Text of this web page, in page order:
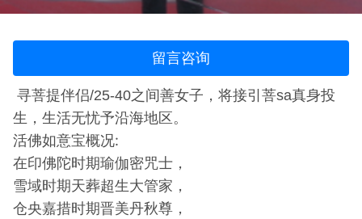
留言咨询
寻菩提伴侣/25-40之间善女子，将接引菩sa真身投
生，生活无忧予沿海地区。
活佛如意宝概况:
在印佛陀时期瑜伽密咒士，
雪域时期天葬超生大管家，
仓央嘉措时期晋美丹秋尊，